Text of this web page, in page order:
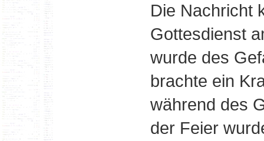
Die Nachricht
Gottesdienst
wurde des
brachte ein
während des
der Feier